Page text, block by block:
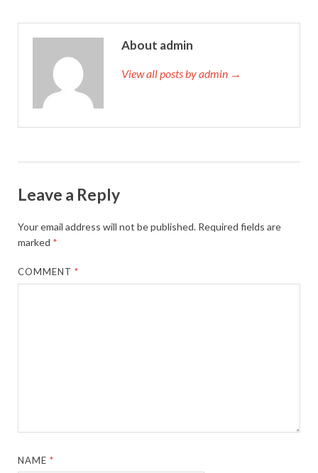
About admin
View all posts by admin →
Leave a Reply
Your email address will not be published. Required fields are
marked *
COMMENT*
NAME*